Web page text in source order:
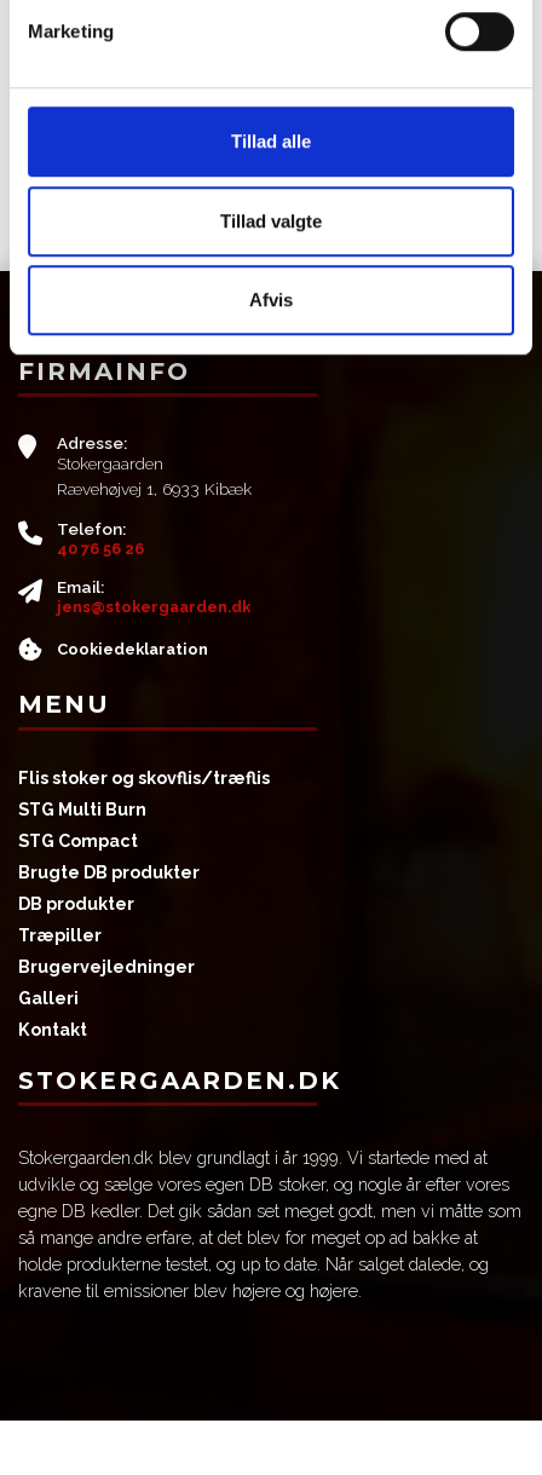
Marketing
Tillad alle
Tillad valgte
Afvis
FIRMAINFO
Adresse:
Stokergaarden
Rævehøjvej 1, 6933 Kibæk
Telefon:
40 76 56 26
Email:
jens@stokergaarden.dk
Cookiedeklaration
MENU
Flis stoker og skovflis/træflis
STG Multi Burn
STG Compact
Brugte DB produkter
DB produkter
Træpiller
Brugervejledninger
Galleri
Kontakt
STOKERGAARDEN.DK
Stokergaarden.dk blev grundlagt i år 1999. Vi startede med at
udvikle og sælge vores egen DB stoker, og nogle år efter vores
egne DB kedler. Det gik sådan set meget godt, men vi måtte som
så mange andre erfare, at det blev for meget op ad bakke at
holde produkterne testet, og up to date. Når salget dalede, og
kravene til emissioner blev højere og højere.